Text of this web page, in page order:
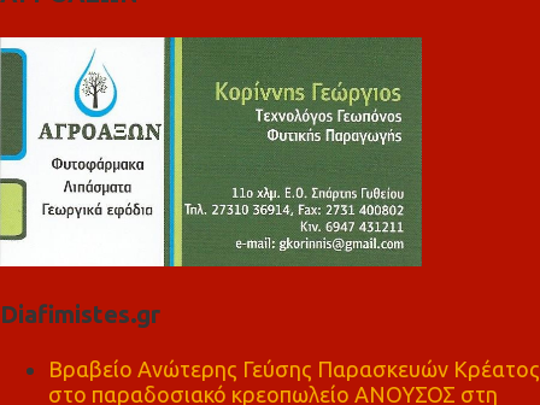
Diafimistes.gr
Βραβείο Ανώτερης Γεύσης Παρασκευών Κρέατος
στο παραδοσιακό κρεοπωλείο ΑΝΟΥΣΟΣ στη